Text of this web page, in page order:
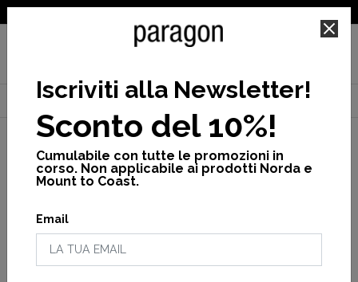
Home Teva Donna Vedi tutto Hurricane verge
Iscriviti alla Newsletter!
Sconto del 10%!
Cumulabile con tutte le promozioni in
corso. Non applicabile ai prodotti Norda e
Mount to Coast.
Email